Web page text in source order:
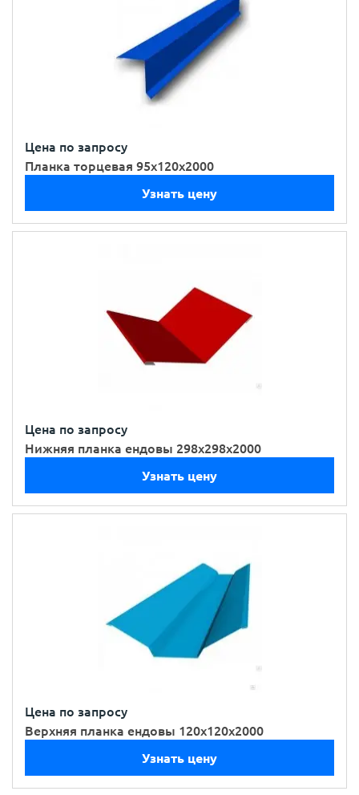
Цена по запросу
Планка торцевая 95х120х2000
Узнать цену
Цена по запросу
Нижняя планка ендовы 298х298х2000
Узнать цену
Цена по запросу
Верхняя планка ендовы 120х120х2000
Узнать цену